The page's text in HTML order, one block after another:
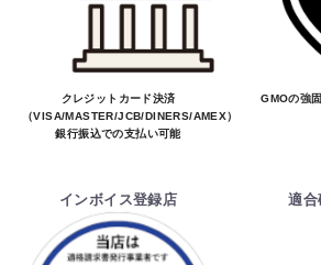
クレジットカード決済
（VISA/MASTER/JCB/DINERS/AMEX）、
銀行振込での支払い可能
GMOの強
インボイス登録店 適合